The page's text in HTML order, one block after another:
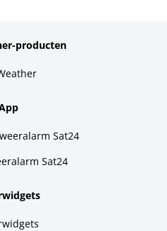
producten
Sat24
Sat24